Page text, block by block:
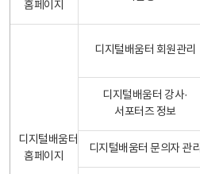
홈페이지
디지털배움터
홈페이지
디지털배움터 회원관리
디지털배움터 강사·
서포터즈 정보
디지털배움터 문의자 관리